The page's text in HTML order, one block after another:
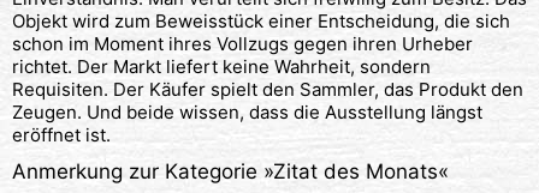
Objekt wird zum Beweisstück einer Entscheidung, die sich
schon im Moment ihres Vollzugs gegen ihren Urheber
richtet. Der Markt liefert keine Wahrheit, sondern
Requisiten. Der Käufer spielt den Sammler, das Produkt den
Zeugen. Und beide wissen, dass die Ausstellung längst
eröffnet ist.
Anmerkung zur Kategorie »Zitat des Monats«